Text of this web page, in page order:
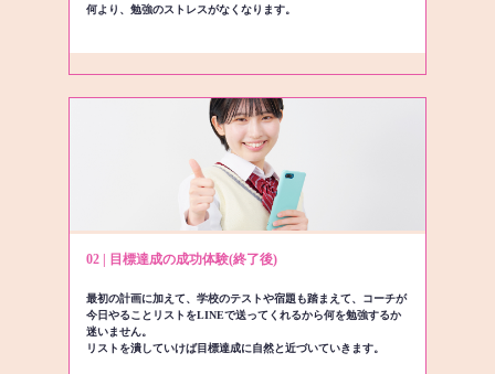
何より、勉強のストレスがなくなります。
02 | 目標達成の成功体験(終了後)
最初の計画に加えて、学校のテストや宿題も踏まえて、コーチが
今日やることリストをLINEで送ってくれるから何を勉強するか
迷いません。
リストを潰していけば目標達成に自然と近づいていきます。